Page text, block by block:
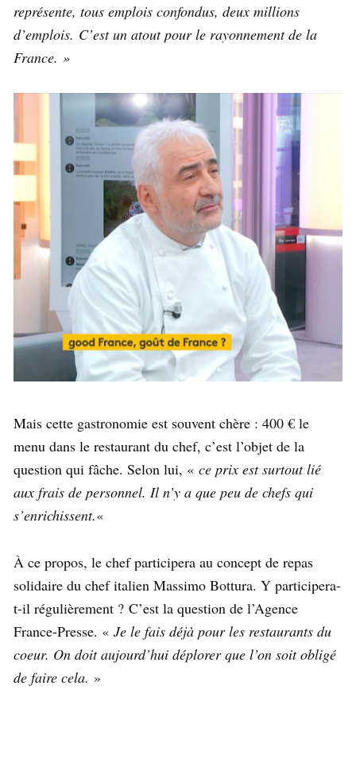
représente, tous emplois confondus, deux millions
d’emplois. C’est un atout pour le rayonnement de la
France. »
Mais cette gastronomie est souvent chère : 400 € le
menu dans le restaurant du chef, c’est l’objet de la
question qui fâche. Selon lui, « ce prix est surtout lié
aux frais de personnel. Il n’y a que peu de chefs qui
s’enrichissent.«
À ce propos, le chef participera au concept de repas
solidaire du chef italien Massimo Bottura. Y participera-
t-il régulièrement ? C’est la question de l’Agence
France-Presse. « Je le fais déjà pour les restaurants du
coeur. On doit aujourd’hui déplorer que l’on soit obligé
de faire cela. »